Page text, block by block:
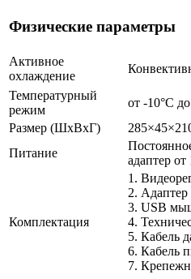
Физические параметры
Активное
охлаждение
Температурный
режим
от -10°C
Размер (ШxВxГ)
Питание
адаптер
Комплектация
1.
2.
3. USB
4.
5. Кабель
6. Кабель
7.